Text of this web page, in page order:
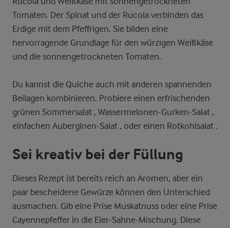
Tomaten. Der Spinat und der Rucola verbinden das
Erdige mit dem Pfeffrigen. Sie bilden eine
hervorragende Grundlage für den würzigen Weißkäse
und die sonnengetrockneten Tomaten.
Du kannst die Quiche auch mit anderen spannenden
Beilagen kombinieren. Probiere einen erfrischenden
grünen Sommersalat , Wassermelonen-Gurken-Salat ,
einfachen Auberginen-Salat , oder einen Rotkohlsalat .
Sei kreativ bei der Füllung
Dieses Rezept ist bereits reich an Aromen, aber ein
paar bescheidene Gewürze können den Unterschied
ausmachen. Gib eine Prise Muskatnuss oder eine Prise
Cayennepfeffer in die Eier-Sahne-Mischung. Diese